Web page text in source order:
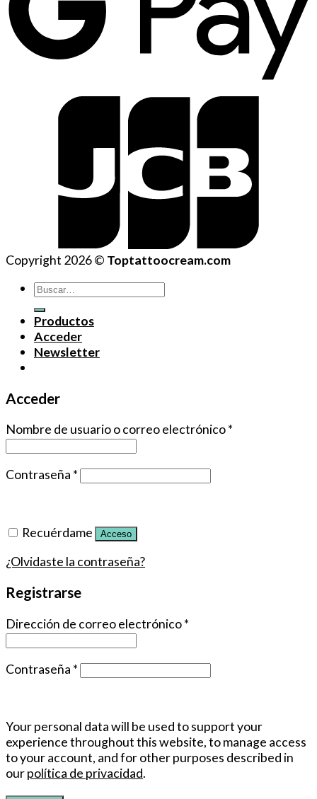
Copyright 2026 © Toptattoocream.com
Buscar
Productos
Acceder
Newsletter
Acceder
Nombre de usuario o correo electrónico*
Contraseña *
Recuérdame Acceso
¿Olvidaste la contraseña?
Registrarse
Dirección de correo electrónico*
Contraseña *
Your personal data will be used to support your
experience throughout this website, to manage access
to your account, and for other purposes described in
ourpolítica de privacidad.